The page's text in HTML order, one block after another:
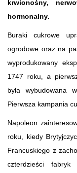
krwionośny,
hormonalny.
Buraki cukrowe
ogrodowe oraz na
wyprodukowany
1747 roku, a
była wybudowana
Pierwsza kampania
Napoleon
roku, kiedy
Francuskiego z
czterdzieści fabryk